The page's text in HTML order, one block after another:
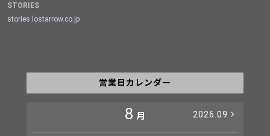
STORIES
stories.lostarrow.co.jp
営業日カレンダー
8 月 2026.09